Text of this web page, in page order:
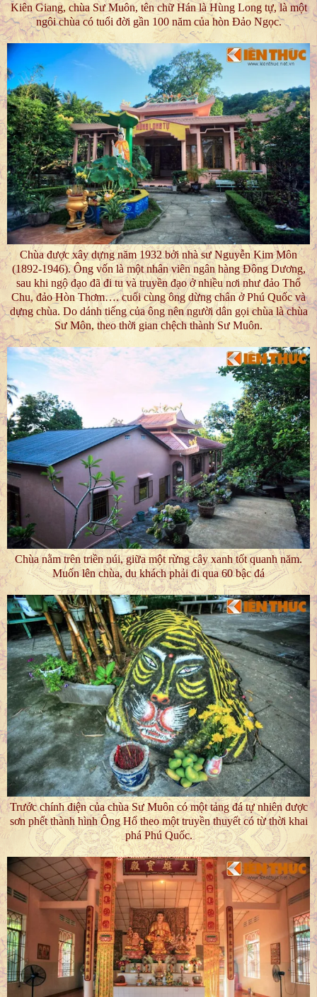
Kiên Giang, chùa Sư Muôn, tên chữ Hán là Hùng Long tự, là một
ngôi chùa có tuổi đời gần 100 năm của hòn Đảo Ngọc.
Chùa được xây dựng năm 1932 bởi nhà sư Nguyễn Kim Môn
(1892-1946). Ông vốn là một nhân viên ngân hàng Đông Dương,
sau khi ngộ đạo đã đi tu và truyền đạo ở nhiều nơi như đảo Thổ
Chu, đảo Hòn Thơm…. cuối cùng ông dừng chân ở Phú Quốc và
dựng chùa. Do dánh tiếng của ông nên người dân gọi chùa là chùa
Sư Môn, theo thời gian chệch thành Sư Muôn.
Chùa nằm trên triền núi, giữa một rừng cây xanh tốt quanh năm.
Muốn lên chùa, du khách phải đi qua 60 bậc đá
Trước chính điện của chùa Sư Muôn có một tảng đá tự nhiên được
sơn phết thành hình Ông Hổ theo một truyền thuyết có từ thời khai
phá Phú Quốc.